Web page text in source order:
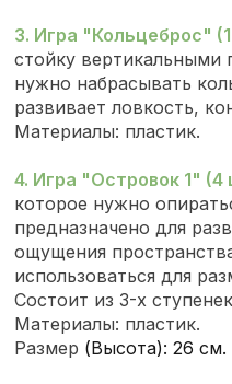
3. Игра "Кольцеброс"
стойку вертикальными
нужно набрасывать
развивает ловкость,
Материалы: пластик.
4. Игра "Островок 1" (4
которое нужно
предназначено для
ощущения
использоваться для
Состоит из 3-х
Материалы: пластик.
Размер (Высота): 26 см.